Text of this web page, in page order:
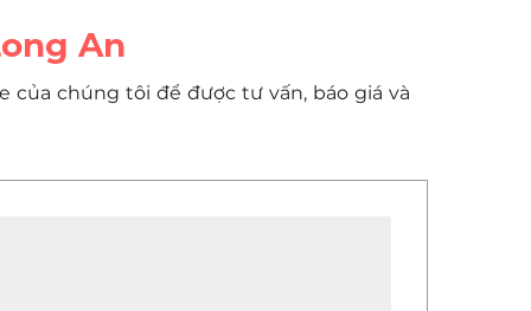
An
của chúng tôi để được tư vấn, báo giá và